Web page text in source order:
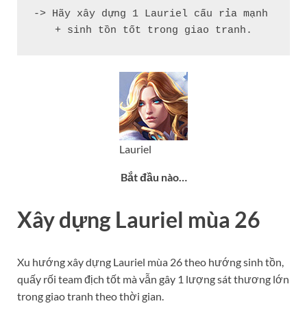
-> Hãy xây dựng 1 Lauriel cấu rỉa mạnh
+ sinh tồn tốt trong giao tranh.
Lauriel
Bắt đầu nào…
Xây dựng Lauriel mùa 26
Xu hướng xây dựng Lauriel mùa 26 theo hướng sinh tồn,
quấy rối team địch tốt mà vẫn gây 1 lượng sát thương lớn
trong giao tranh theo thời gian.